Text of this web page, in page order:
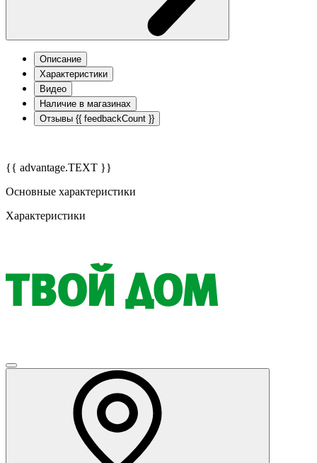
Описание
Характеристики
Видео
Наличие в магазинах
Отзывы {{ feedbackCount }}
{{ advantage.TEXT }}
Основные характеристики
Характеристики